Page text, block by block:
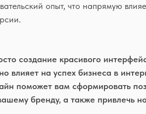
опыт, что напрямую
создание красивого
влияет на успех бизнеса в
поможет вам сформировать
бренду, а также привлечь